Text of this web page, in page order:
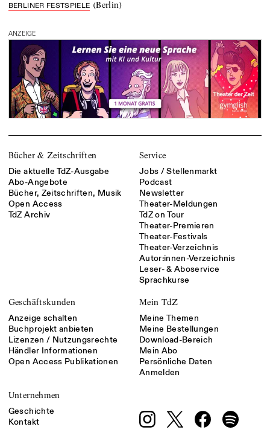
BERLINER FESTSPIELE (Berlin)
ANZEIGE
Bücher & Zeitschriften
Die aktuelle TdZ-Ausgabe
Abo-Angebote
Bücher, Zeitschriften, Musik
Open Access
TdZ Archiv
Service
Jobs / Stellenmarkt
Podcast
Newsletter
Theater-Meldungen
TdZ on Tour
Theater-Premieren
Theater-Festivals
Theater-Verzeichnis
Autor:innen-Verzeichnis
Leser- & Aboservice
Sprachkurse
Geschäftskunden
Anzeige schalten
Buchprojekt anbieten
Lizenzen / Nutzungsrechte
Händler Informationen
Open Access Publikationen
Mein TdZ
Meine Themen
Meine Bestellungen
Download-Bereich
Mein Abo
Persönliche Daten
Anmelden
Unternehmen
Geschichte
Kontakt